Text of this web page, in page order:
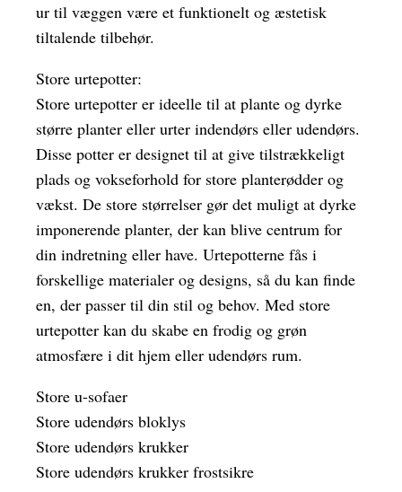
ur til væggen være et funktionelt og æstetisk
tiltalende tilbehør.
Store urtepotter:
Store urtepotter er ideelle til at plante og dyrke
større planter eller urter indendørs eller udendørs.
Disse potter er designet til at give tilstrækkeligt
plads og vokseforhold for store planterødder og
vækst. De store størrelser gør det muligt at dyrke
imponerende planter, der kan blive centrum for
din indretning eller have. Urtepotterne fås i
forskellige materialer og designs, så du kan finde
en, der passer til din stil og behov. Med store
urtepotter kan du skabe en frodig og grøn
atmosfære i dit hjem eller udendørs rum.
Store u-sofaer
Store udendørs bloklys
Store udendørs krukker
Store udendørs krukker frostsikre